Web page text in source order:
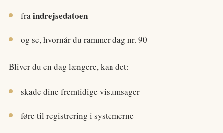
fraindrejsedatoen
og se, hvornår du rammer dag nr. 90
Bliver du en dag længere, kan det:
skade dine fremtidige visumsager
føre til registrering i systemerne